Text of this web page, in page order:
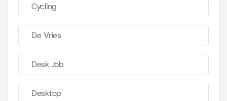
Cycling
De Vries
Desk Job
Desktop